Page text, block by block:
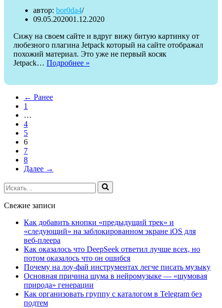
автор: bor0da4
09.05.202001.12.2020
Сижу на своем сайте и вдруг вижу битую картинку от
любезного плагина Jetpack который на сайте отображал
похожий материал. Это уже не первый косяк
Jetpack… Подробнее »
← Ранее
1
…
4
5
6
7
8
Далее →
Искать...
Свежие записи
Как добавить кнопки «предыдущий трек» и
«следующий» на заблокированном экране iOS для
веб‑плеера
Как оказалось что DeepSeek ответил лучше всех, но
потом оказалось что он ошибся
Почему на лоу-фай инструментах легче писать музыку
Основная причина шума в нейромузыке — «шумовая
природа» генерации
Как организовать группу с каталогом в Telegram без
подтем